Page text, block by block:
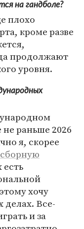
на гандболе?
плохо
кроме разве
продолжают
уровня.
раньше 2026
я, скорее
сборную
есть
хочу
делах. Все-
и за